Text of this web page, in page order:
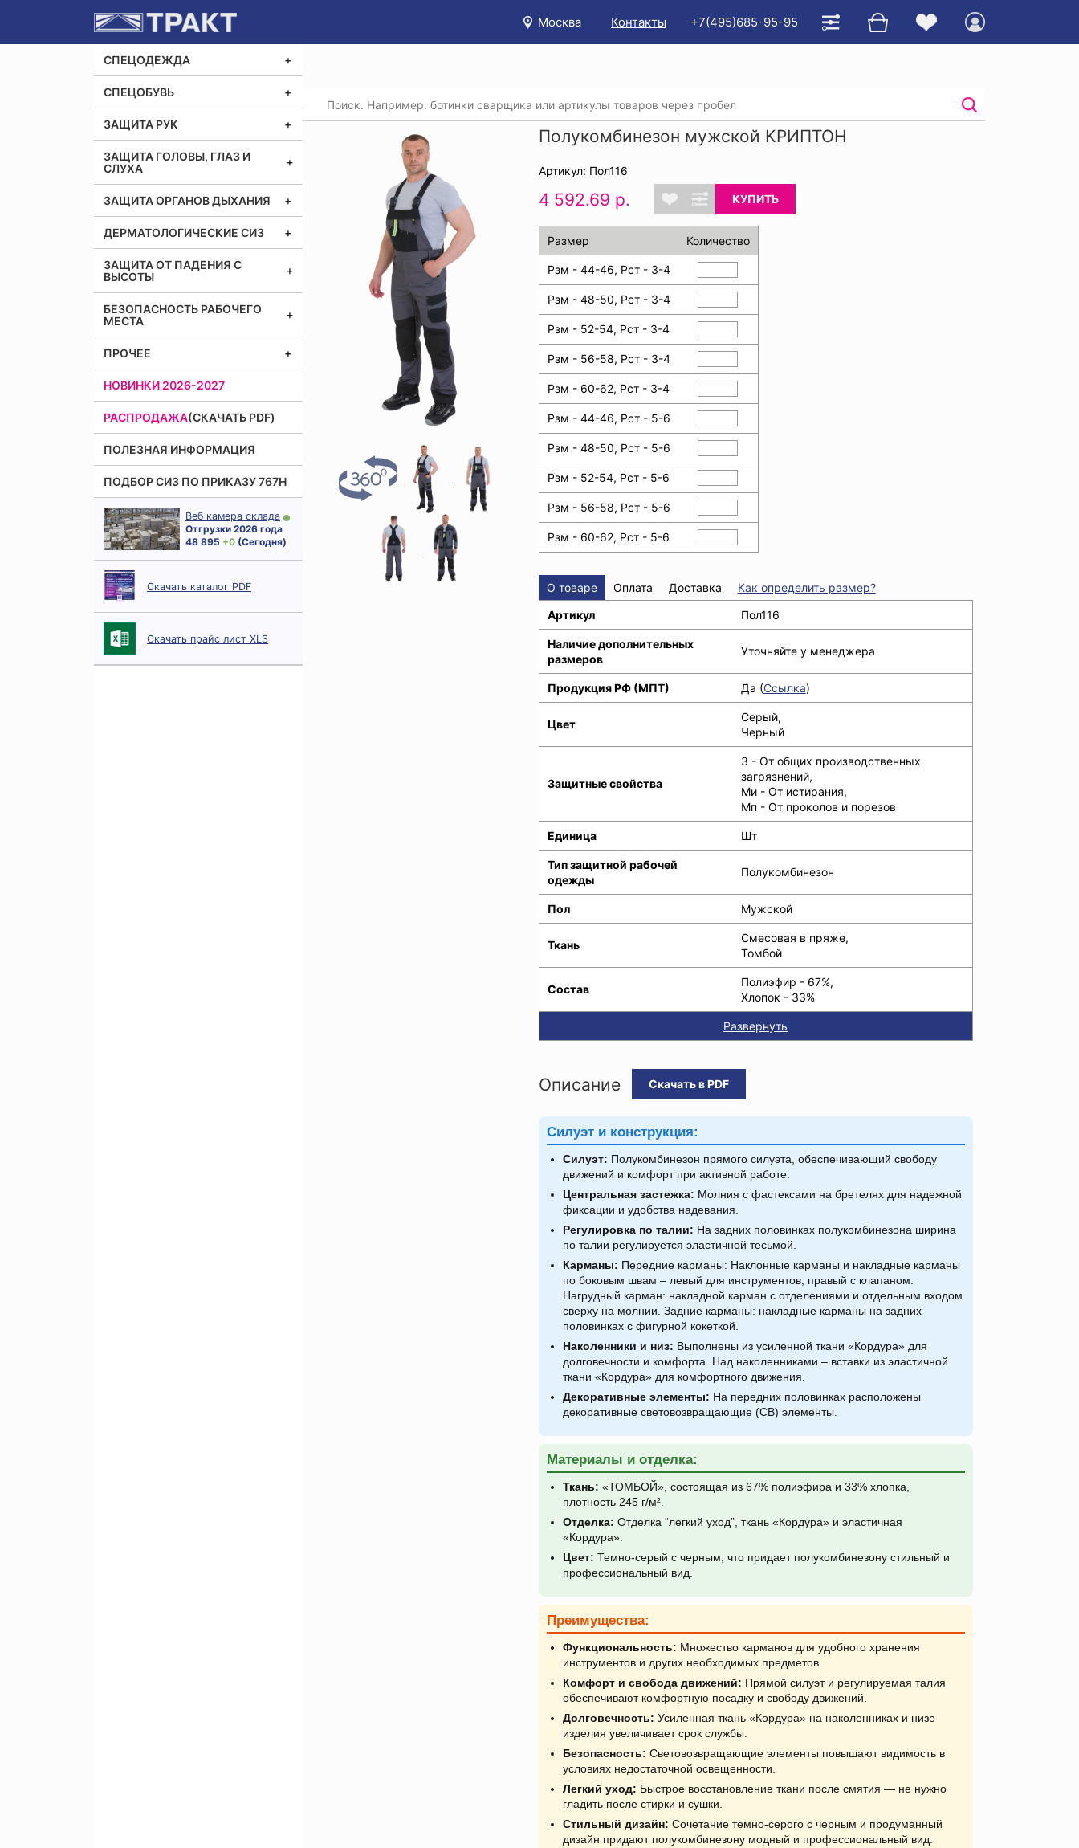
Москва Контакты +7(495)685-95-95
СПЕЦОДЕЖДА
СПЕЦОБУВЬ
ЗАЩИТА РУК
ЗАЩИТА ГОЛОВЫ, ГЛАЗ И
СЛУХА
ЗАЩИТА ОРГАНОВ ДЫХАНИЯ
ДЕРМАТОЛОГИЧЕСКИЕ СИЗ
ЗАЩИТА ОТ ПАДЕНИЯ С
ВЫСОТЫ
БЕЗОПАСНОСТЬ РАБОЧЕГО
МЕСТА
ПРОЧЕЕ
НОВИНКИ 2026-2027
РАСПРОДАЖА(СКАЧАТЬ PDF)
ПОЛЕЗНАЯ ИНФОРМАЦИЯ
ПОДБОР СИЗ ПО ПРИКАЗУ 767Н
Веб камера склада
Отгрузки 2026 года
48 895 + 0 (Сегодня)
Скачать каталог PDF
Скачать прайс лист XLS
Полукомбинезон мужской КРИПТОН
Артикул: Пол116
4 592.69 р. КУПИТЬ
Размер Количество
Рзм - 44-46, Рст - 3-4
Рзм - 48-50, Рст - 3-4
Рзм - 52-54, Рст - 3-4
Рзм - 56-58, Рст - 3-4
Рзм - 60-62, Рст - 3-4
Рзм - 44-46, Рст - 5-6
Рзм - 48-50, Рст - 5-6
Рзм - 52-54, Рст - 5-6
Рзм - 56-58, Рст - 5-6
Рзм - 60-62, Рст - 5-6
О товаре Оплата Доставка
Как определить размер?
Артикул
Пол116
Наличие дополнительных
размеров
Уточняйте у менеджера
Продукция РФ (МПТ) Да (Ссылка)
Цвет
Серый,
Черный
Защитные свойства
З - От общих производственных
загрязнений,
Ми - От истирания,
Мп - От проколов и порезов
Единица Шт
Тип защитной рабочей
одежды
Полукомбинезон
Пол Мужской
Ткань
Смесовая в пряже,
Томбой
Состав
Полиэфир - 67%,
Хлопок - 33%
Развернуть
Описание Скачать в PDF
Силуэт и конструкция:
Силуэт: Полукомбинезон прямого силуэта, обеспечивающий свободу
движений и комфорт при активной работе.
Центральная застежка: Молния с фастексами на бретелях для надежной
фиксации и удобства надевания.
Регулировка по талии: На задних половинках полукомбинезона ширина
по талии регулируется эластичной тесьмой.
Карманы: Передние карманы: Наклонные карманы и накладные карманы
по боковым швам – левый для инструментов, правый с клапаном.
Нагрудный карман: накладной карман с отделениями и отдельным входом
сверху на молнии. Задние карманы: накладные карманы на задних
половинках с фигурной кокеткой.
Наколенники и низ: Выполнены из усиленной ткани «Кордура» для
долговечности и комфорта. Над наколенниками – вставки из эластичной
ткани «Кордура» для комфортного движения.
Декоративные элементы: На передних половинках расположены
декоративные световозвращающие (СВ) элементы.
Материалы и отделка:
Ткань: «ТОМБОЙ», состоящая из 67% полиэфира и 33% хлопка,
плотность 245 г/м².
Отделка: Отделка “легкий уход”, ткань «Кордура» и эластичная
«Кордура».
Цвет: Темно-серый с черным, что придает полукомбинезону стильный и
профессиональный вид.
Преимущества:
Функциональность: Множество карманов для удобного хранения
инструментов и других необходимых предметов.
Комфорт и свобода движений: Прямой силуэт и регулируемая талия
обеспечивают комфортную посадку и свободу движений.
Долговечность: Усиленная ткань «Кордура» на наколенниках и низе
изделия увеличивает срок службы.
Безопасность: Световозвращающие элементы повышают видимость в
условиях недостаточной освещенности.
Легкий уход: Быстрое восстановление ткани после смятия — не нужно
гладить после стирки и сушки.
Стильный дизайн: Сочетание темно-серого с черным и продуманный
дизайн придают полукомбинезону модный и профессиональный вид.